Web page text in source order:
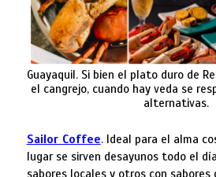
Guayaquil. Si bien el plato duro de
el cangrejo, cuando hay veda se
alternativas.
Sailor Coffee. Ideal para el alma
lugar se sirven desayunos todo el
sabores locales y otros con sabores